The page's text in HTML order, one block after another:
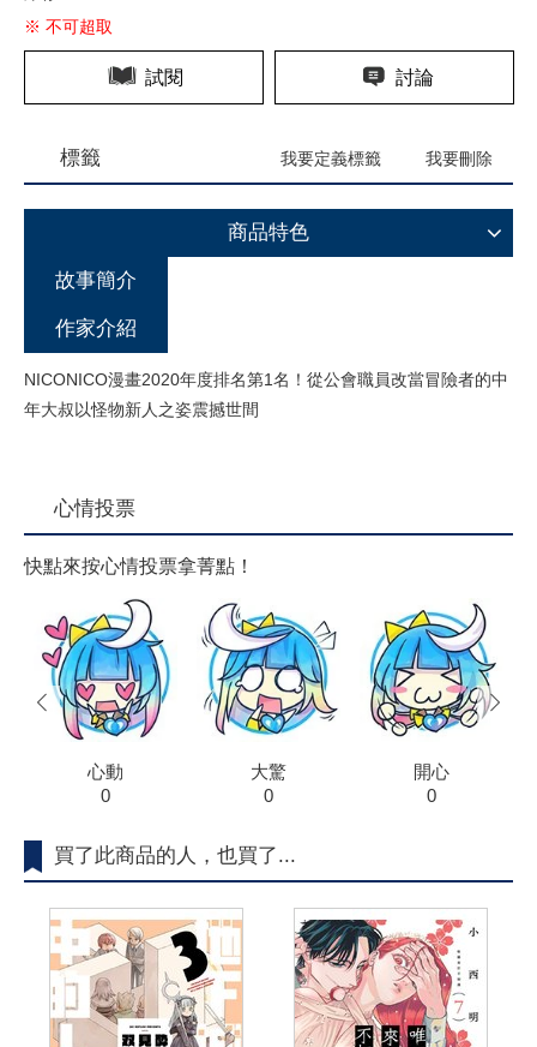
※ 不可超取
試閱 討論
標籤 我要定義標籤 我要刪除
商品特色
故事簡介
作家介紹
NICONICO漫畫2020年度排名第1名！從公會職員改當冒險者的中
年大叔以怪物新人之姿震撼世間
心情投票
快點來按心情投票拿菁點！
心動
0
大驚
0
開心
0
prev next
買了此商品的人，也買了...